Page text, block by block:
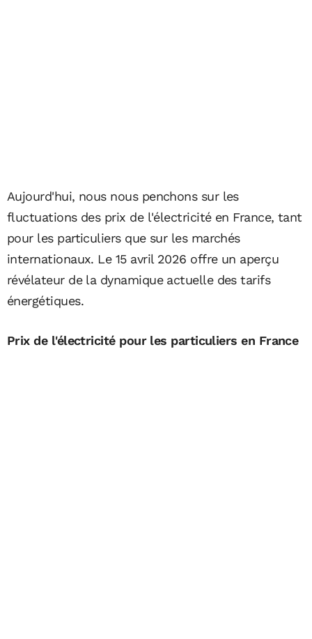
Aujourd'hui, nous nous penchons sur les
fluctuations des prix de l'électricité en France, tant
pour les particuliers que sur les marchés
internationaux. Le 15 avril 2026 offre un aperçu
révélateur de la dynamique actuelle des tarifs
énergétiques.
Prix de l'électricité pour les particuliers en France